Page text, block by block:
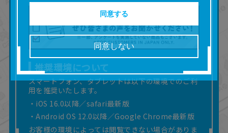
推奨環境について
スマートフォン、タブレットは以下の環境でのご利
用を推奨いたします。
・iOS 16.0以降／safari最新版
・Android OS 12.0以降／Google Chrome最新版
お客様の環境によっては閲覧できない場合がありま
■取扱説明書及び画像等の一部または全部を私的
使用（本サービス内の意見投稿の目的での画像
等の利用を含みます。）を超えて使用（複製、
複写、改変、掲示、頒布、配信、販売、出版等
を含むがこれに限りません。）することは禁止
いたします。
■掲載している取扱説明書は、お客様が購入され
た商品に同梱されたものと異なる場合がありま
す。
■対象商品仕様の変更などにより、取扱説明書の
内容は予告なく変更される場合があります。
■当社は、取扱説明書の正確性確保に努めており
ますが、取扱説明書の完全性を保証するもので
はありません。
同意しない
同意する